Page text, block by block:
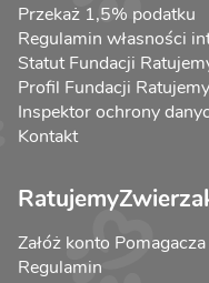
Przekaż 1,5% podatku
Regulamin własności
Statut Fundacji
Profil Fundacji
Inspektor ochrony
Kontakt
Załóż konto Pomagacza
Regulamin